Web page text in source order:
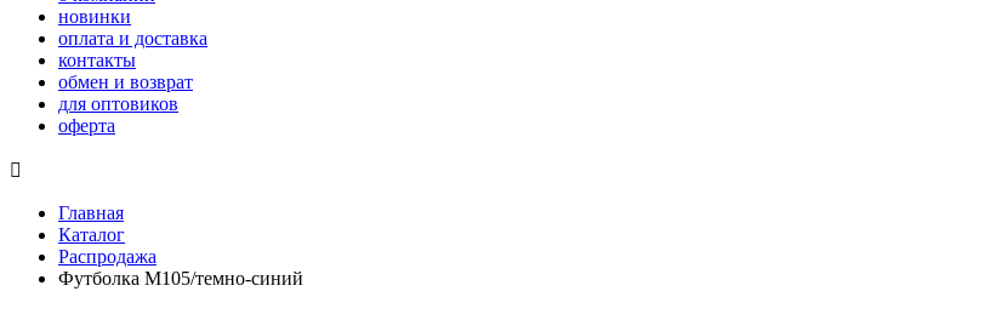
новинки
оплата и доставка
контакты
обмен и возврат
для оптовиков
оферта

Главная
Каталог
Распродажа
Футболка М105/темно-синий